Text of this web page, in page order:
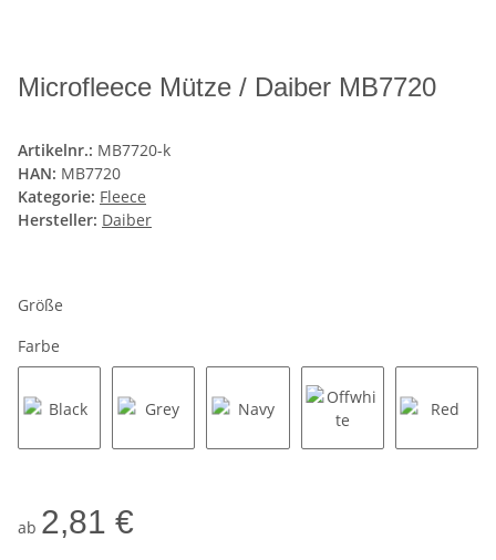
Microfleece Mütze / Daiber MB7720
Artikelnr.: MB7720-k
HAN: MB7720
Kategorie: Fleece
Hersteller: Daiber
Größe
Farbe
ab 2,81 €